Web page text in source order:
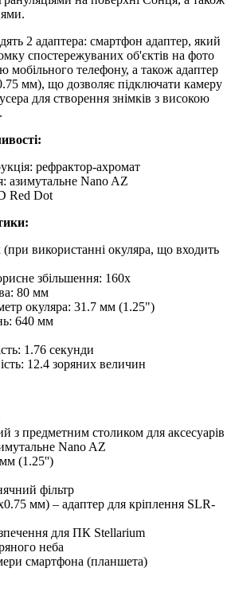
2 адаптера: смартфон адаптер, який
спостережуваних об'єктів на фото
мобільного телефону, а також адаптер
мм), що дозволяє підключати камеру
для створення знімків з високою
рефрактор-ахромат
азимутальне Nano AZ
Red Dot
використанні окуляра, що входить
збільшення: 160x
80 мм
окуляра: 31.7 мм (1.25")
640 мм
1.76 секунди
12.4 зоряних величин
з предметним столиком для аксесуарів
Nano AZ
(1.25'')
фільтр
мм) – адаптер для кріплення SLR-
для ПК Stellarium
неба
смартфона (планшета)